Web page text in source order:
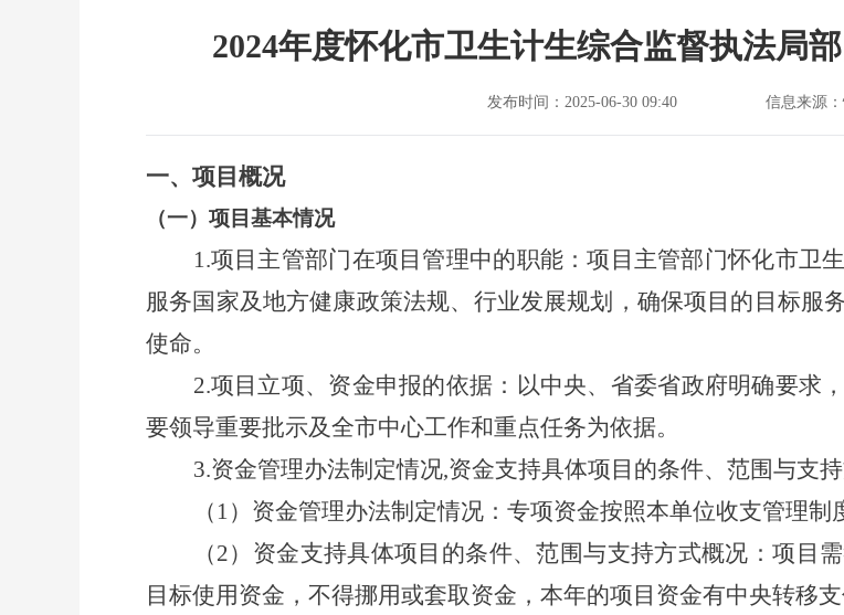
2024年度怀化市卫生计生综合监督执法局
发布时间：2025-06-30 09:40 信息来源
一、 项目概况
（一） 项目基本情况
1.项目主管部门在项目管理中的职能：项目主管部门怀化市卫
服务国家及地方健康政策法规、行业发展规划，确保项目的目标服
使命。
2.项目立项、资金申报的依据 ：以中央、省委省政府明确要求
要领导重要批示及全市中心工作和重点任务为依据。
3.资金管理办法制定情况,资金支持具体项目的条件、范围与支
（ 1）资金管理办法制定情况： 专项资金按照本单位收支管理制
（2） 资金支持具体项目的条件、范围与支持方式概况 ：项目
目标使用资金，不得挪用或套取资金，本年的项目资金有中央转移